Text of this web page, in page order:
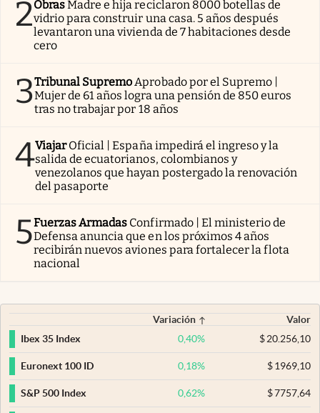
2ObrasMadre e hija reciclaron 8000 botellas de
vidrio para construir una casa. 5 años después
levantaron una vivienda de 7 habitaciones desde
cero
3Tribunal Supremo Aprobado por el Supremo |
Mujer de 61 años logra una pensión de 850 euros
tras no trabajar por 18 años
4Viajar Oficial | España impedirá el ingreso y la
salida de ecuatorianos, colombianos y
venezolanos que hayan postergado la renovación
del pasaporte
5Fuerzas Armadas Confirmado | El ministerio de
Defensa anuncia que en los próximos 4 años
recibirán nuevos aviones para fortalecer la flota
nacional
Variación
Valor
Ibex 35 Index
0,40% $20.256,10
Euronext 100 ID 0,18% $1969,10
S&P 500 Index 0,62% $7757,64